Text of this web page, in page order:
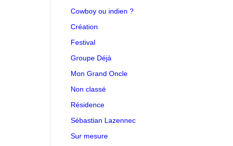
Cowboy ou indien ?
Création
Festival
Groupe Déjà
Mon Grand Oncle
Non classé
Résidence
Sébastian Lazennec
Sur mesure